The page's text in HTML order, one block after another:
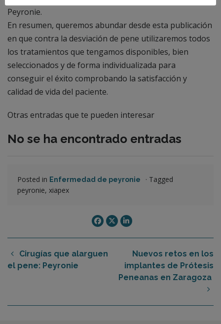
Peyronie.
En resumen, queremos abundar desde esta publicación
en que contra la desviación de pene utilizaremos todos
los tratamientos que tengamos disponibles, bien
seleccionados y de forma individualizada para
conseguir el éxito comprobando la satisfacción y
calidad de vida del paciente.
Otras entradas que te pueden interesar
No se ha encontrado entradas
Posted in Enfermedad de peyronie · Tagged
peyronie, xiapex
Cirugías que alarguen
el pene: Peyronie
Nuevos retos en los
implantes de Prótesis
Peneanas en Zaragoza